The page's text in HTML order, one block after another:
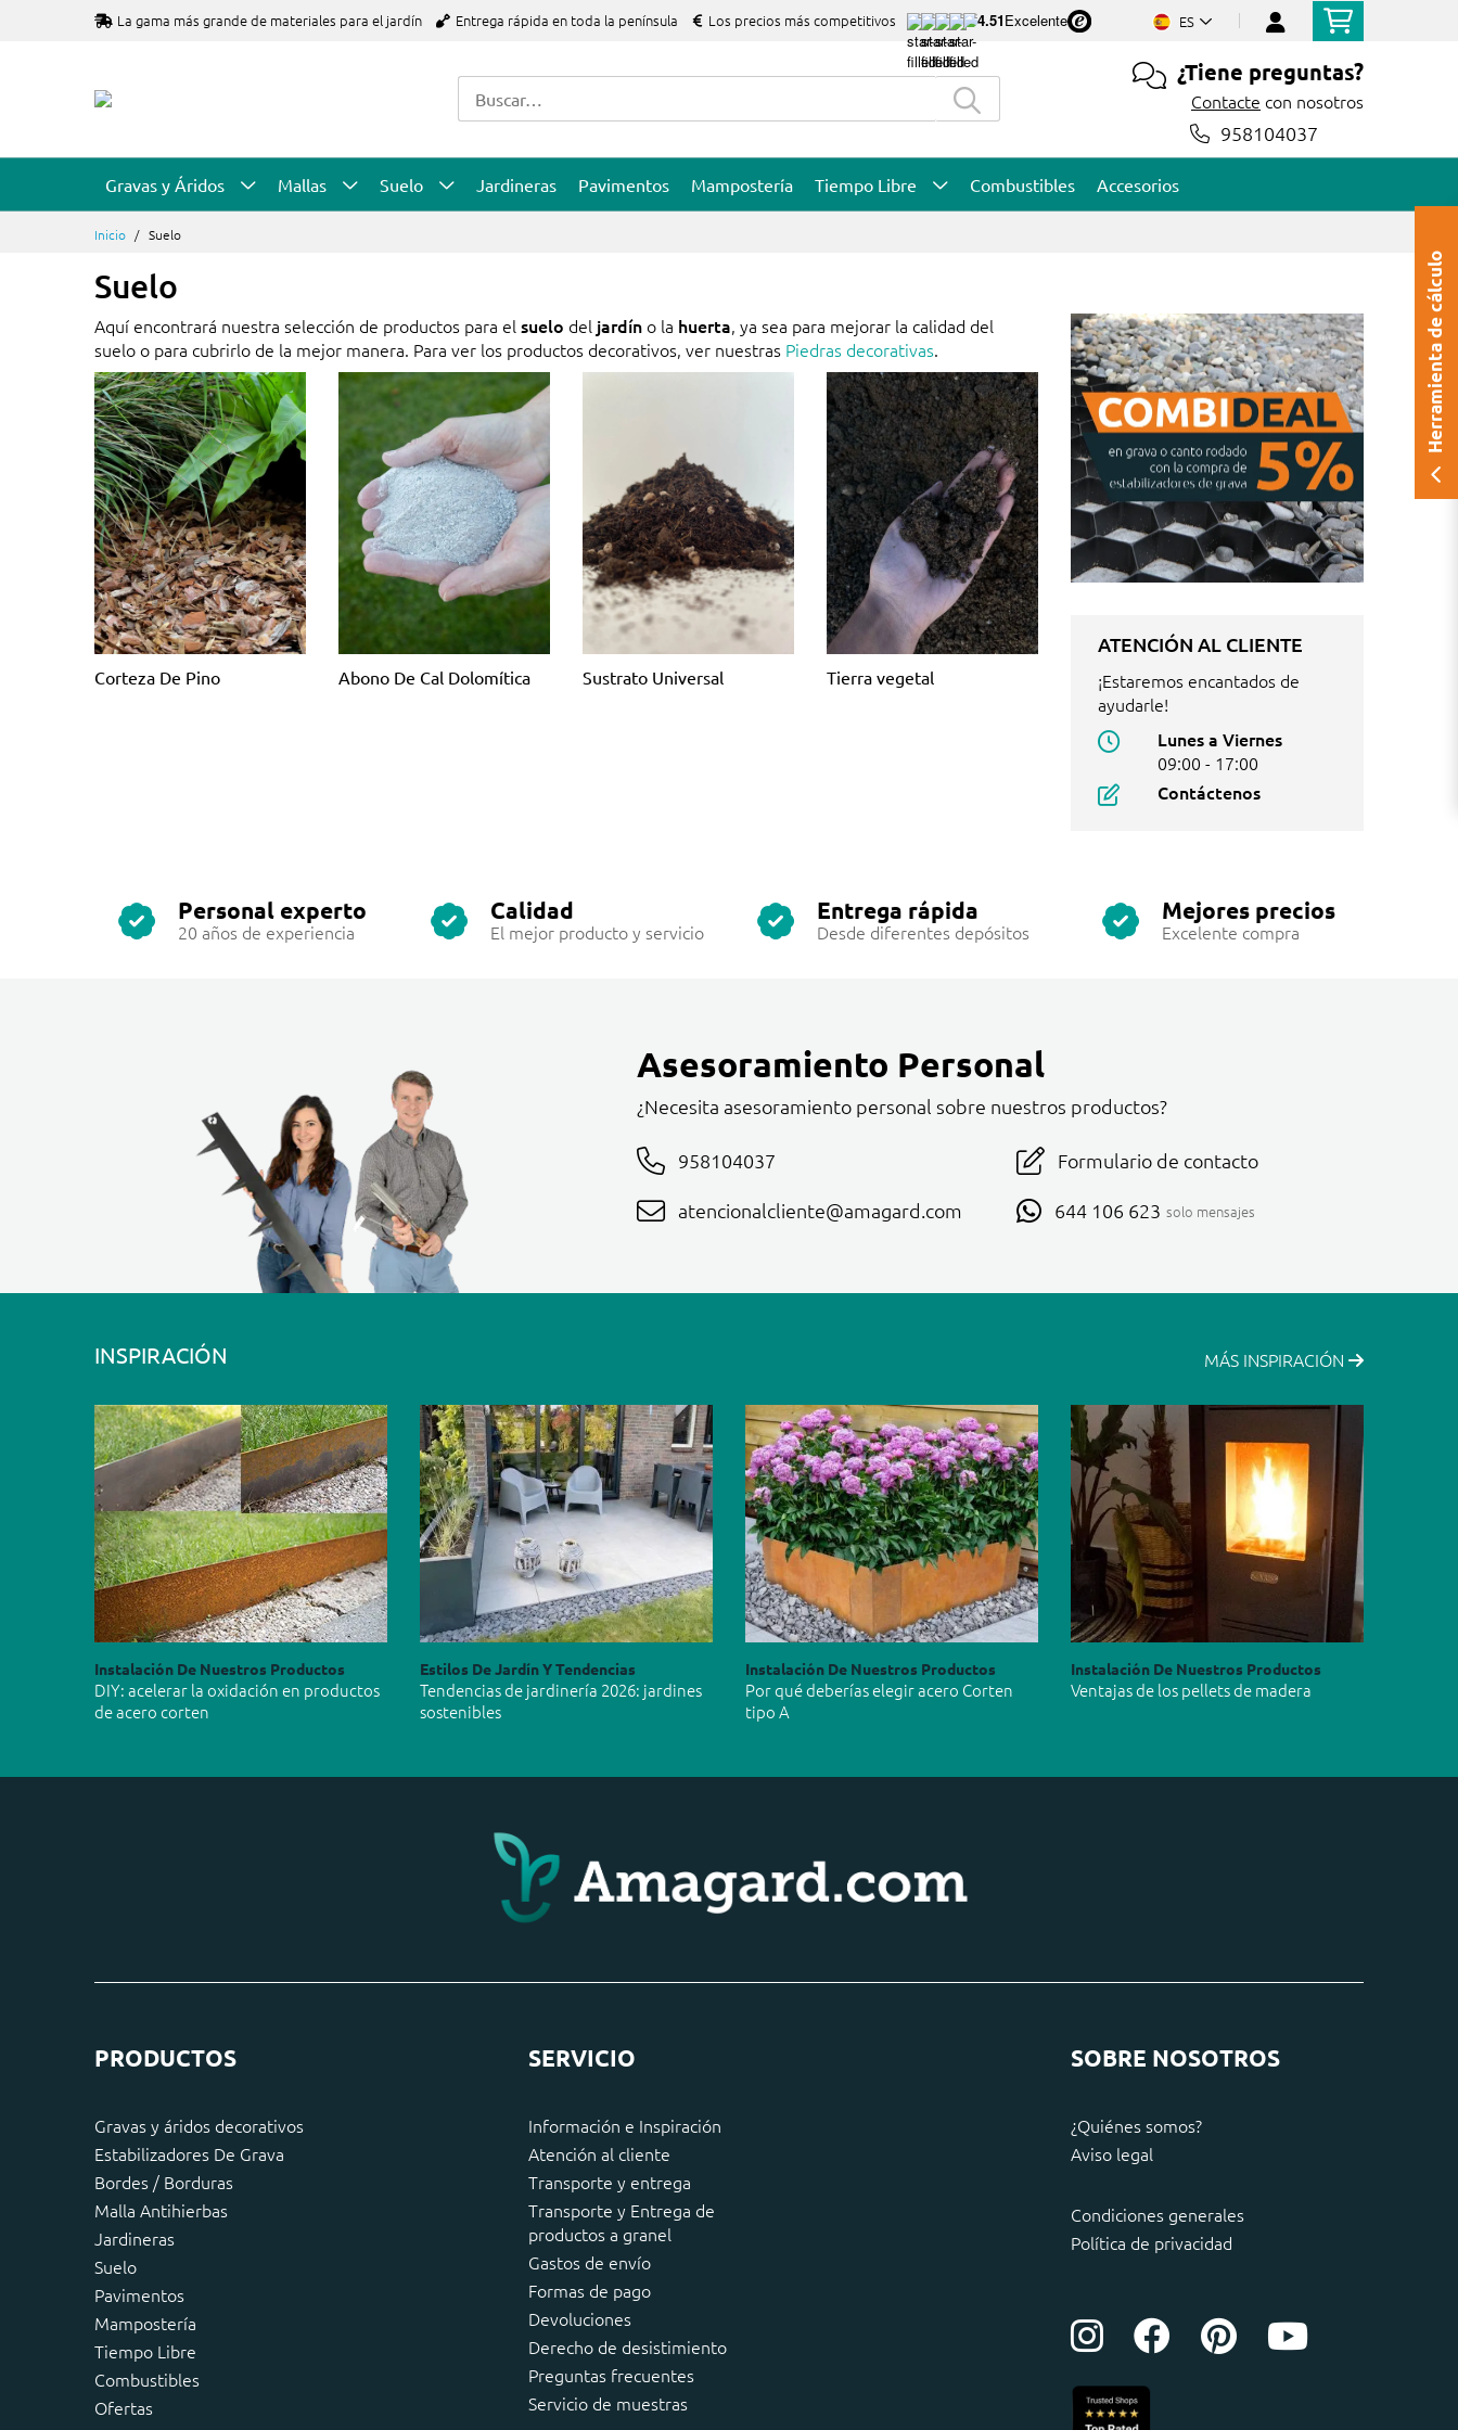
La gama más grande de materiales para el jardín Entrega rápida en toda la península Los precios más competitivos 4.51Excelente ES
¿Tiene preguntas?
Contacte con nosotros
958104037
Gravas y Áridos Mallas Suelo Jardineras Pavimentos Mampostería Tiempo Libre Combustibles Accesorios
Inicio Suelo
Suelo
Aquí encontrará nuestra selección de productos para el suelo del jardín o la huerta, ya sea para mejorar la calidad del
suelo o para cubrirlo de la mejor manera. Para ver los productos decorativos, ver nuestras Piedras decorativas.
Corteza De Pino Abono De Cal Dolomítica Sustrato Universal Tierra vegetal
ATENCIÓN AL CLIENTE
¡Estaremos encantados de
ayudarle!
Lunes a Viernes
09:00 - 17:00
Contáctenos
Personal experto
20 años de experiencia
Calidad
El mejor producto y servicio
Entrega rápida
Desde diferentes depósitos
Mejores precios
Excelente compra
Asesoramiento Personal
¿Necesita asesoramiento personal sobre nuestros productos?
958104037
atencionalcliente@amagard.com
Formulario de contacto
644 106 623 solo mensajes
INSPIRACIÓN MÁS INSPIRACIÓN
Instalación De Nuestros Productos
DIY: acelerar la oxidación en productos
de acero corten
Estilos De Jardín Y Tendencias
Tendencias de jardinería 2026: jardines
sostenibles
Instalación De Nuestros Productos
Por qué deberías elegir acero Corten
tipo A
Instalación De Nuestros Productos
Ventajas de los pellets de madera
PRODUCTOS
Gravas y áridos decorativos
Estabilizadores De Grava
Bordes / Borduras
Malla Antihierbas
Jardineras
Suelo
Pavimentos
Mampostería
Tiempo Libre
Combustibles
Ofertas
SERVICIO
Información e Inspiración
Atención al cliente
Transporte y entrega
Transporte y Entrega de
productos a granel
Gastos de envío
Formas de pago
Devoluciones
Derecho de desistimiento
Preguntas frecuentes
Servicio de muestras
SOBRE NOSOTROS
¿Quiénes somos?
Aviso legal
Condiciones generales
Política de privacidad
Herramienta de cálculo